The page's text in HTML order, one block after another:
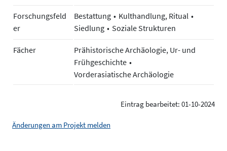
Forschungsfeld
er
Bestattung
Kulthandlung, Ritual
Siedlung
Soziale Strukturen
Fächer
Prähistorische Archäologie, Ur- und
Frühgeschichte
Vorderasiatische Archäologie
Eintrag bearbeitet: 01-10-2024
Änderungen am Projekt melden